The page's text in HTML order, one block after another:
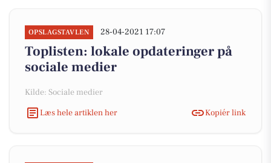
OPSLAGSTAVLEN 28-04-2021 17:07
Toplisten: lokale opdateringer på
sociale medier
Kilde: Sociale medier
Læs hele artiklen her
Kopiér link